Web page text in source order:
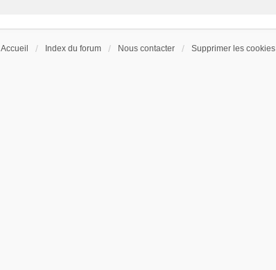
Accueil Index du forum Nous contacter Supprimer les cookies